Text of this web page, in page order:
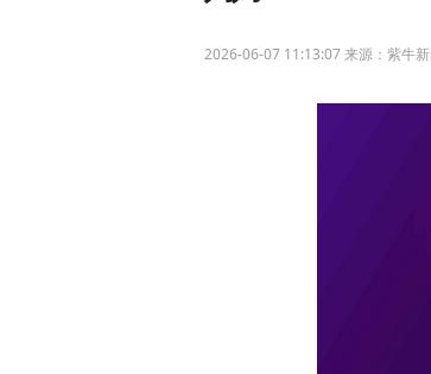
2026-06-07 11:13:07来源：紫牛